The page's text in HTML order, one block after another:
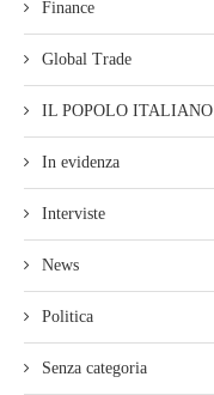
Finance
Global Trade
IL POPOLO ITALIANO
In evidenza
Interviste
News
Politica
Senza categoria